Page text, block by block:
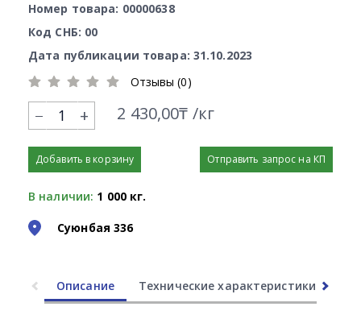
Номер товара: 00000638
Код СНБ: 00
Дата публикации товара: 31.10.2023
Отзывы (0)
+ 2 430,00₸ /кг
Добавить в корзину Отправить запрос на КП
В наличии: 1 000 кг.
Суюнбая 336
Описание Технические характеристики